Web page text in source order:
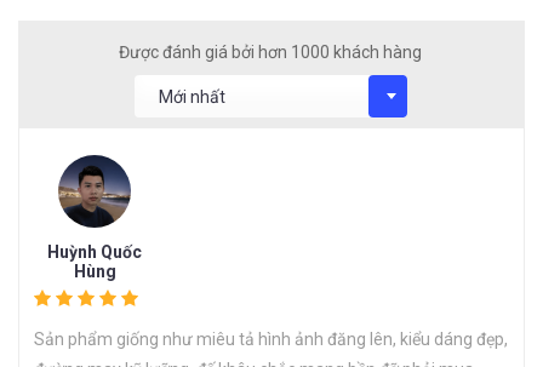
Được đánh giá bởi hơn 1000 khách hàng
Huỳnh Quốc
Hùng
Sản phẩm giống như miêu tả hình ảnh đăng lên, kiểu dáng đẹp,